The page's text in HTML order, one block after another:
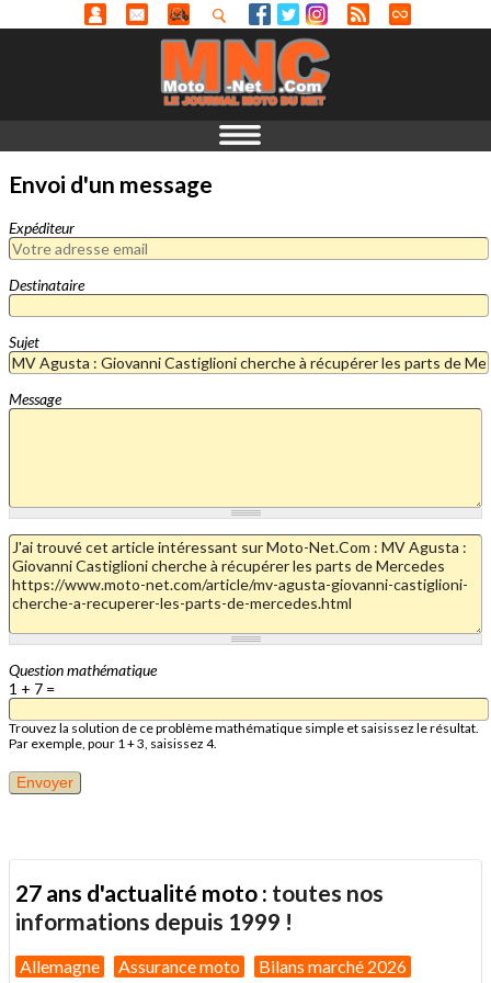
Envoi d'un message
Expéditeur
Destinataire
Sujet
Message
Question mathématique
1 + 7 =
Trouvez la solution de ce problème mathématique simple et saisissez le résultat.
Par exemple, pour 1 + 3, saisissez 4.
27 ans d'actualité moto : toutes nos
informations depuis 1999 !
Allemagne Assurance moto Bilans marché 2026